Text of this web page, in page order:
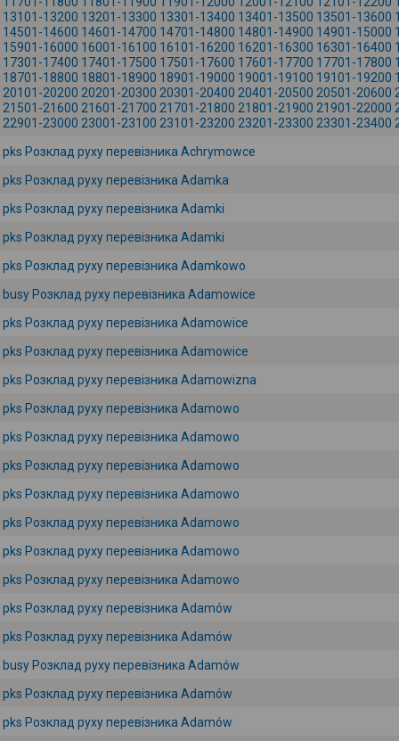
13101-13200 13201-13300 13301-13400 13401-13500 13501-13600
14501-14600 14601-14700 14701-14800 14801-14900 14901-15000
15901-16000 16001-16100 16101-16200 16201-16300 16301-16400
17301-17400 17401-17500 17501-17600 17601-17700 17701-17800
18701-18800 18801-18900 18901-19000 19001-19100 19101-19200
20101-20200 20201-20300 20301-20400 20401-20500 20501-20600
21501-21600 21601-21700 21701-21800 21801-21900 21901-22000
22901-23000 23001-23100 23101-23200 23201-23300 23301-23400
pks Розклад руху перевізника Achrymowce
pks Розклад руху перевізника Adamka
pks Розклад руху перевізника Adamki
pks Розклад руху перевізника Adamki
pks Розклад руху перевізника Adamkowo
busy Розклад руху перевізника Adamowice
pks Розклад руху перевізника Adamowice
pks Розклад руху перевізника Adamowice
pks Розклад руху перевізника Adamowizna
pks Розклад руху перевізника Adamowo
pks Розклад руху перевізника Adamowo
pks Розклад руху перевізника Adamowo
pks Розклад руху перевізника Adamowo
pks Розклад руху перевізника Adamowo
pks Розклад руху перевізника Adamowo
pks Розклад руху перевізника Adamowo
pks Розклад руху перевізника Adamów
pks Розклад руху перевізника Adamów
busy Розклад руху перевізника Adamów
pks Розклад руху перевізника Adamów
pks Розклад руху перевізника Adamów